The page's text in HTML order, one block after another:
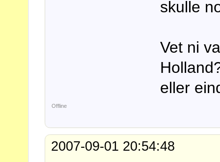
skulle
Vet ni
eller
Offline
2007-09-01 20:54:48